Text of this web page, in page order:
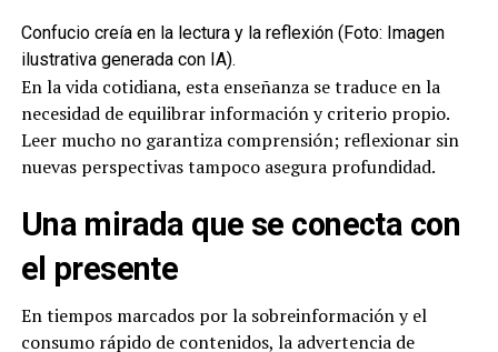
Confucio creía en la lectura y la reflexión (Foto: Imagen
ilustrativa generada con IA).
En la vida cotidiana, esta enseñanza se traduce en la
necesidad de equilibrar información y criterio propio.
Leer mucho no garantiza comprensión; reflexionar sin
nuevas perspectivas tampoco asegura profundidad.
Una mirada que se conecta con
el presente
En tiempos marcados por la sobreinformación y el
consumo rápido de contenidos, la advertencia de